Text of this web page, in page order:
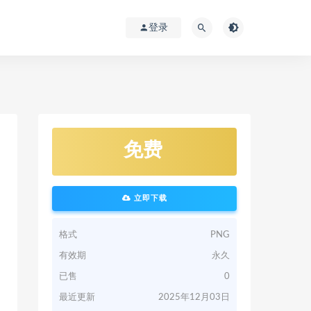
登录
免费
立即下载
格式 PNG
有效期 永久
已售 0
最近更新 2025年12月03日